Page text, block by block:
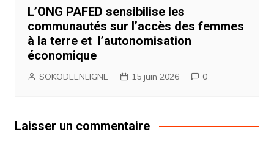
L’ONG PAFED sensibilise les
communautés sur l’accès des femmes
à la terre et l’autonomisation
économique
SOKODEENLIGNE 15 juin 2026 0
Laisser un commentaire